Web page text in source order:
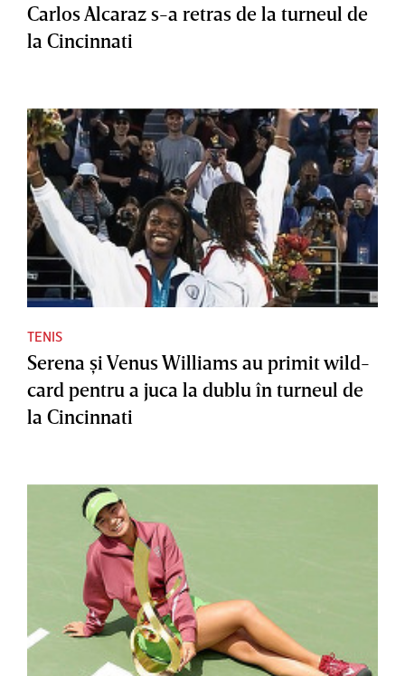
Carlos Alcaraz s-a retras de la turneul de
la Cincinnati
TENIS
Serena şi Venus Williams au primit wild-
card pentru a juca la dublu în turneul de
la Cincinnati